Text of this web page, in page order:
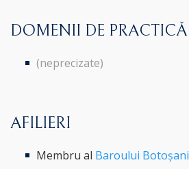
DOMENII DE PRACTICĂ
(neprecizate)
AFILIERI
Membru al Baroului Botoșani